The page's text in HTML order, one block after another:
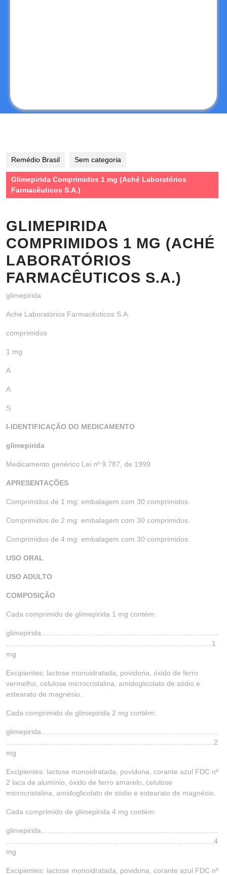
Remédio Brasil Sem categoria
Glimepirida Comprimidos 1 mg (Aché Laboratórios
Farmacêuticos S.A.)
GLIMEPIRIDA
COMPRIMIDOS 1 MG (ACHÉ
LABORATÓRIOS
FARMACÊUTICOS S.A.)
glimepirida
Aché Laboratórios Farmacêuticos S.A.
comprimidos
1 mg
A
A
S
I-IDENTIFICAÇÃO DO MEDICAMENTO
glimepirida
Medicamento genérico Lei nº 9.787, de 1999
APRESENTAÇÕES
Comprimidos de 1 mg: embalagem com 30 comprimidos.
Comprimidos de 2 mg: embalagem com 30 comprimidos.
Comprimidos de 4 mg: embalagem com 30 comprimidos.
USO ORAL
USO ADULTO
COMPOSIÇÃO
Cada comprimido de glimepirida 1 mg contém:
glimepirida…………………………………………………………………
……………………………………………………………………………1
mg
Excipientes: lactose monoidratada, povidona, óxido de ferro
vermelho, celulose microcristalina, amidoglicolato de sódio e
estearato de magnésio.
Cada comprimido de glimepirida 2 mg contém:
glimepirida…………………………………………………………………
…………………………………………………………………………….2
mg
Excipientes: lactose monoidratada, povidona, corante azul FDC nº
2 laca de alumínio, óxido de ferro amarelo, celulose
microcristalina, amidoglicolato de sódio e estearato de magnésio.
Cada comprimido de glimepirida 4 mg contém:
glimepirida…………………………………………………………………
…………………………………………………………………………….4
mg
Excipientes: lactose monoidratada, povidona, corante azul FDC nº